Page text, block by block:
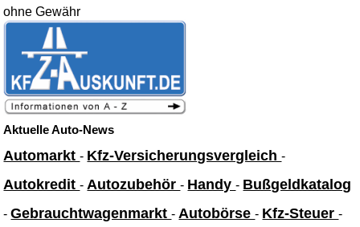
ohne Gewähr
Aktuelle Auto-News
Automarkt- Kfz-Versicherungsvergleich-
Autokredit- Autozubehör- Handy- Bußgeldkatalog
-Gebrauchtwagenmarkt- Autobörse- Kfz-Steuer-